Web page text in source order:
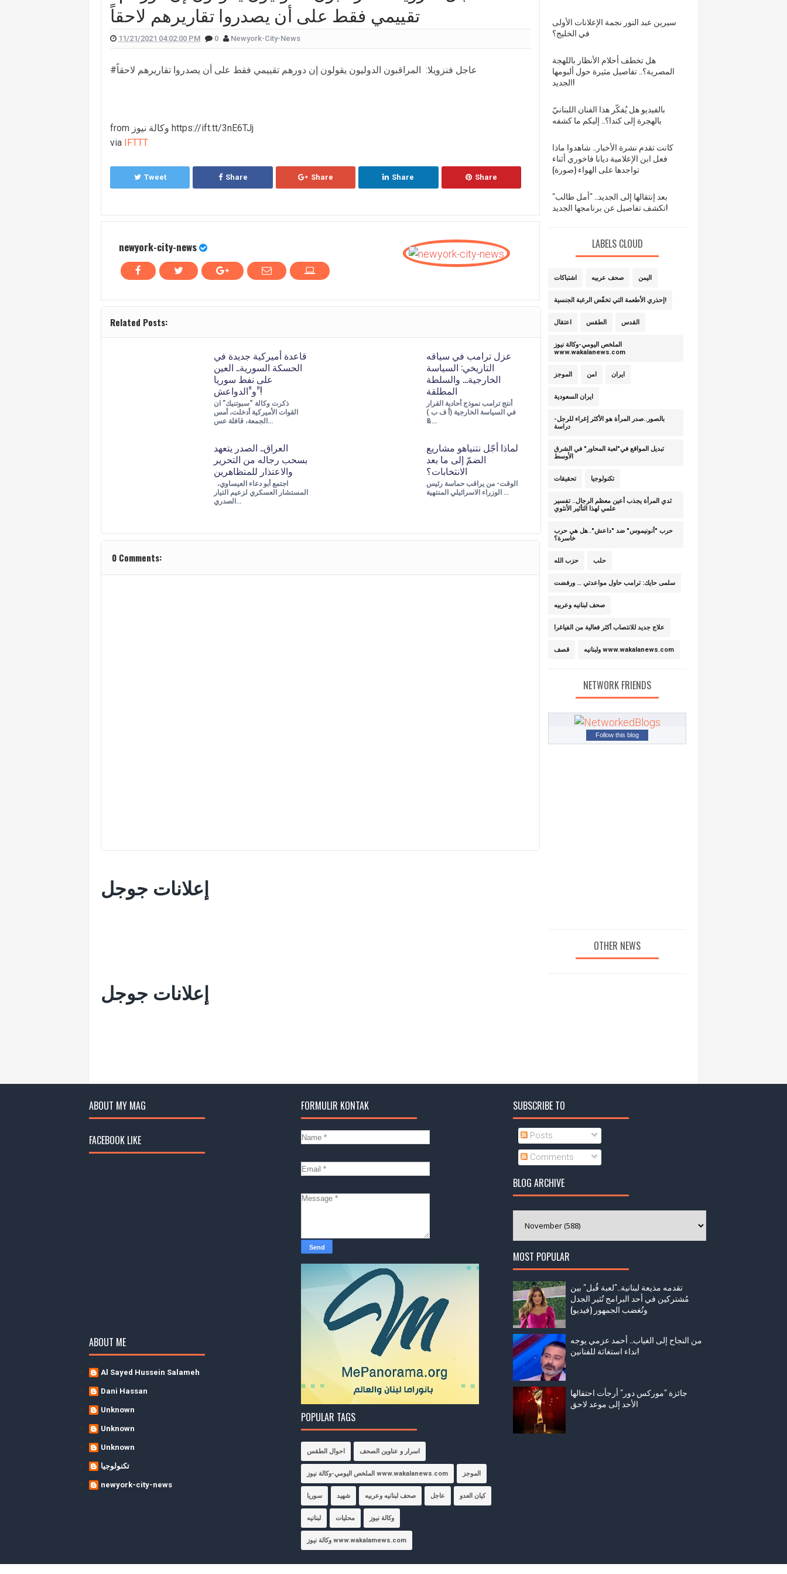
كيف علّقت هيفا وهبي على تفجير "البيجر"؟
شقراء جميلة تشبه الأوروبيات.. صورة لابنة الممثل يورغو شلهوب تنتشر تعرفوا إليها
عُثر على جثتها ملقاة أسفل جسر.. وفاة إحدى متسابقات "أميركا غوت تالنت" فمن هي؟ (صورة)
بالفيديو هل يُفكّر هذا الفنان اللبنانيّ بالهجرة إلى كندا؟.. إليكم ما كشفه
تقييمي فقط على أن يصدروا تقاريرهم لاحقاً
11/21/2021 04:02:00 PM 0 Newyork-City-News
#عاجل فنزويلا: المراقبون الدوليون يقولون إن دورهم تقييمي فقط على أن يصدروا تقاريرهم لاحقاً
from وكالة نيوز https://ift.tt/3nE6TJj
via IFTTT
Tweet Share Share Share Share
newyork-city-news
Related Posts:
قاعدة أميركية جديدة في
الحسكة السورية.. العين
على نفط سوريا
و”الدواعش”!
ذكرت وكالة “سبوتنيك” ان
القوات الأميركية أدخلت، أمس
الجمعة، قافلة عس…
عزل ترامب في سياقه
التاريخي: السياسة
الخارجية… والسلطة
المطلقة
أنتج ترامب نموذج أحادية القرار
في السياسة الخارجية (أ ف ب )
&…
العراق.. الصدر يتعهد
بسحب رجاله من التحرير
والاعتذار للمتظاهرين
المستشار العسكري لزعيم التيار
الصدري…
لماذا أجّل نتنياهو مشاريع
الضمّ إلى ما بعد
الانتخابات؟
الوقت- من يراقب حماسة رئيس
الوزراء الاسرائيلي المنتهية …
0 Comments:
إعلانات جوجل
إعلانات جوجل
سيرين عبد النور نجمة الإعلانات الأولى
في الخليج؟
هل تخطف أحلام الأنظار باللهجة
المصرية؟.. تفاصيل مثيرة حول ألبومها
الجديد!
بالفيديو هل يُفكّر هذا الفنان اللبنانيّ
بالهجرة إلى كندا؟.. إليكم ما كشفه
كانت تقدم نشرة الأخبار.. شاهدوا ماذا
فعل ابن الإعلامية ديانا فاخوري أثناء
تواجدها على الهواء (صورة)
بعد إنتقالها إلى الجديد.. "أمل طالب"
تكشف تفاصيل عن برنامجها الجديد!
LABELS CLOUD
اشتباكات صحف عربيه اليمن
إحذري الأطعمة التي تخفّض الرغبة الجنسية!
اعتقال الطقس القدس
الملخص اليومي-وكالة نيوز
www.wakalanews.com
الموجز امن ايران
ايران السعودية
بالصور..صدر المرأة هو الأكثر إغراء للرجل-
دراسة
تبديل المواقع في"لعبة المحاور" في الشرق
الأوسط
تحقيقات تكنولوجيا
ثدي المرأة يجذب أعين معظم الرجال.. تفسير
علمي لهذا التأثير الأنثوي
حرب "أنونيموس" ضد "داعش"..هل هي حرب
خاسرة؟
حزب الله حلب
سلمى حايك: ترامب حاول مواعدتي … ورفضت
صحف لبنانيه وعربيه
علاج جديد للانتصاب أكثر فعالية من الفياغرا
قصف ولبنانيه www.wakalanews.com
NETWORK FRIENDS
Follow this blog
OTHER NEWS
ABOUT MY MAG
FACEBOOK LIKE
ABOUT ME
Al Sayed Hussein Salameh
Dani Hassan
Unknown
Unknown
Unknown
تكنولوجيا
newyork-city-news
FORMULIR KONTAK
POPULAR TAGS
احوال الطقس اسرار و عناوين الصحف
الملخص اليومي-وكالة نيوز www.wakalanews.com الموجز
سوريا شهيد صحف لبنانيه وعربيه عاجل كيان العدو
لبنانيه محليات وكالة نيوز
وكالة نيوز www.wakalamews.com
SUBSCRIBE TO
Posts
Comments
BLOG ARCHIVE
MOST POPULAR
تقدمه مذيعة لبنانية.."لعبة قُبل" بين
مُشتركين في أحد البرامج تُثير الجدل
وتُغضب الجمهور (فيديو)
من النجاح إلى الغياب.. أحمد عزمي يوجه
نداء استغاثة للفنانين!
جائزة "موركس دور" أرجأت احتفالها
الأحد إلى موعد لاحق